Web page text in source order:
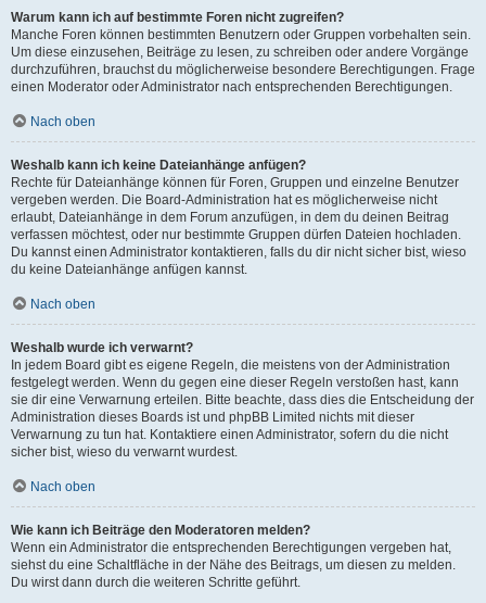
Warum kann ich auf bestimmte Foren nicht zugreifen?
Manche Foren können bestimmten Benutzern oder Gruppen vorbehalten sein.
Um diese einzusehen, Beiträge zu lesen, zu schreiben oder andere Vorgänge
durchzuführen, brauchst du möglicherweise besondere Berechtigungen. Frage
einen Moderator oder Administrator nach entsprechenden Berechtigungen.
Nach oben
Weshalb kann ich keine Dateianhänge anfügen?
Rechte für Dateianhänge können für Foren, Gruppen und einzelne Benutzer
vergeben werden. Die Board-Administration hat es möglicherweise nicht
erlaubt, Dateianhänge in dem Forum anzufügen, in dem du deinen Beitrag
verfassen möchtest, oder nur bestimmte Gruppen dürfen Dateien hochladen.
Du kannst einen Administrator kontaktieren, falls du dir nicht sicher bist, wieso
du keine Dateianhänge anfügen kannst.
Nach oben
Weshalb wurde ich verwarnt?
In jedem Board gibt es eigene Regeln, die meistens von der Administration
festgelegt werden. Wenn du gegen eine dieser Regeln verstoßen hast, kann
sie dir eine Verwarnung erteilen. Bitte beachte, dass dies die Entscheidung der
Administration dieses Boards ist und phpBB Limited nichts mit dieser
Verwarnung zu tun hat. Kontaktiere einen Administrator, sofern du die nicht
sicher bist, wieso du verwarnt wurdest.
Nach oben
Wie kann ich Beiträge den Moderatoren melden?
Wenn ein Administrator die entsprechenden Berechtigungen vergeben hat,
siehst du eine Schaltfläche in der Nähe des Beitrags, um diesen zu melden.
Du wirst dann durch die weiteren Schritte geführt.